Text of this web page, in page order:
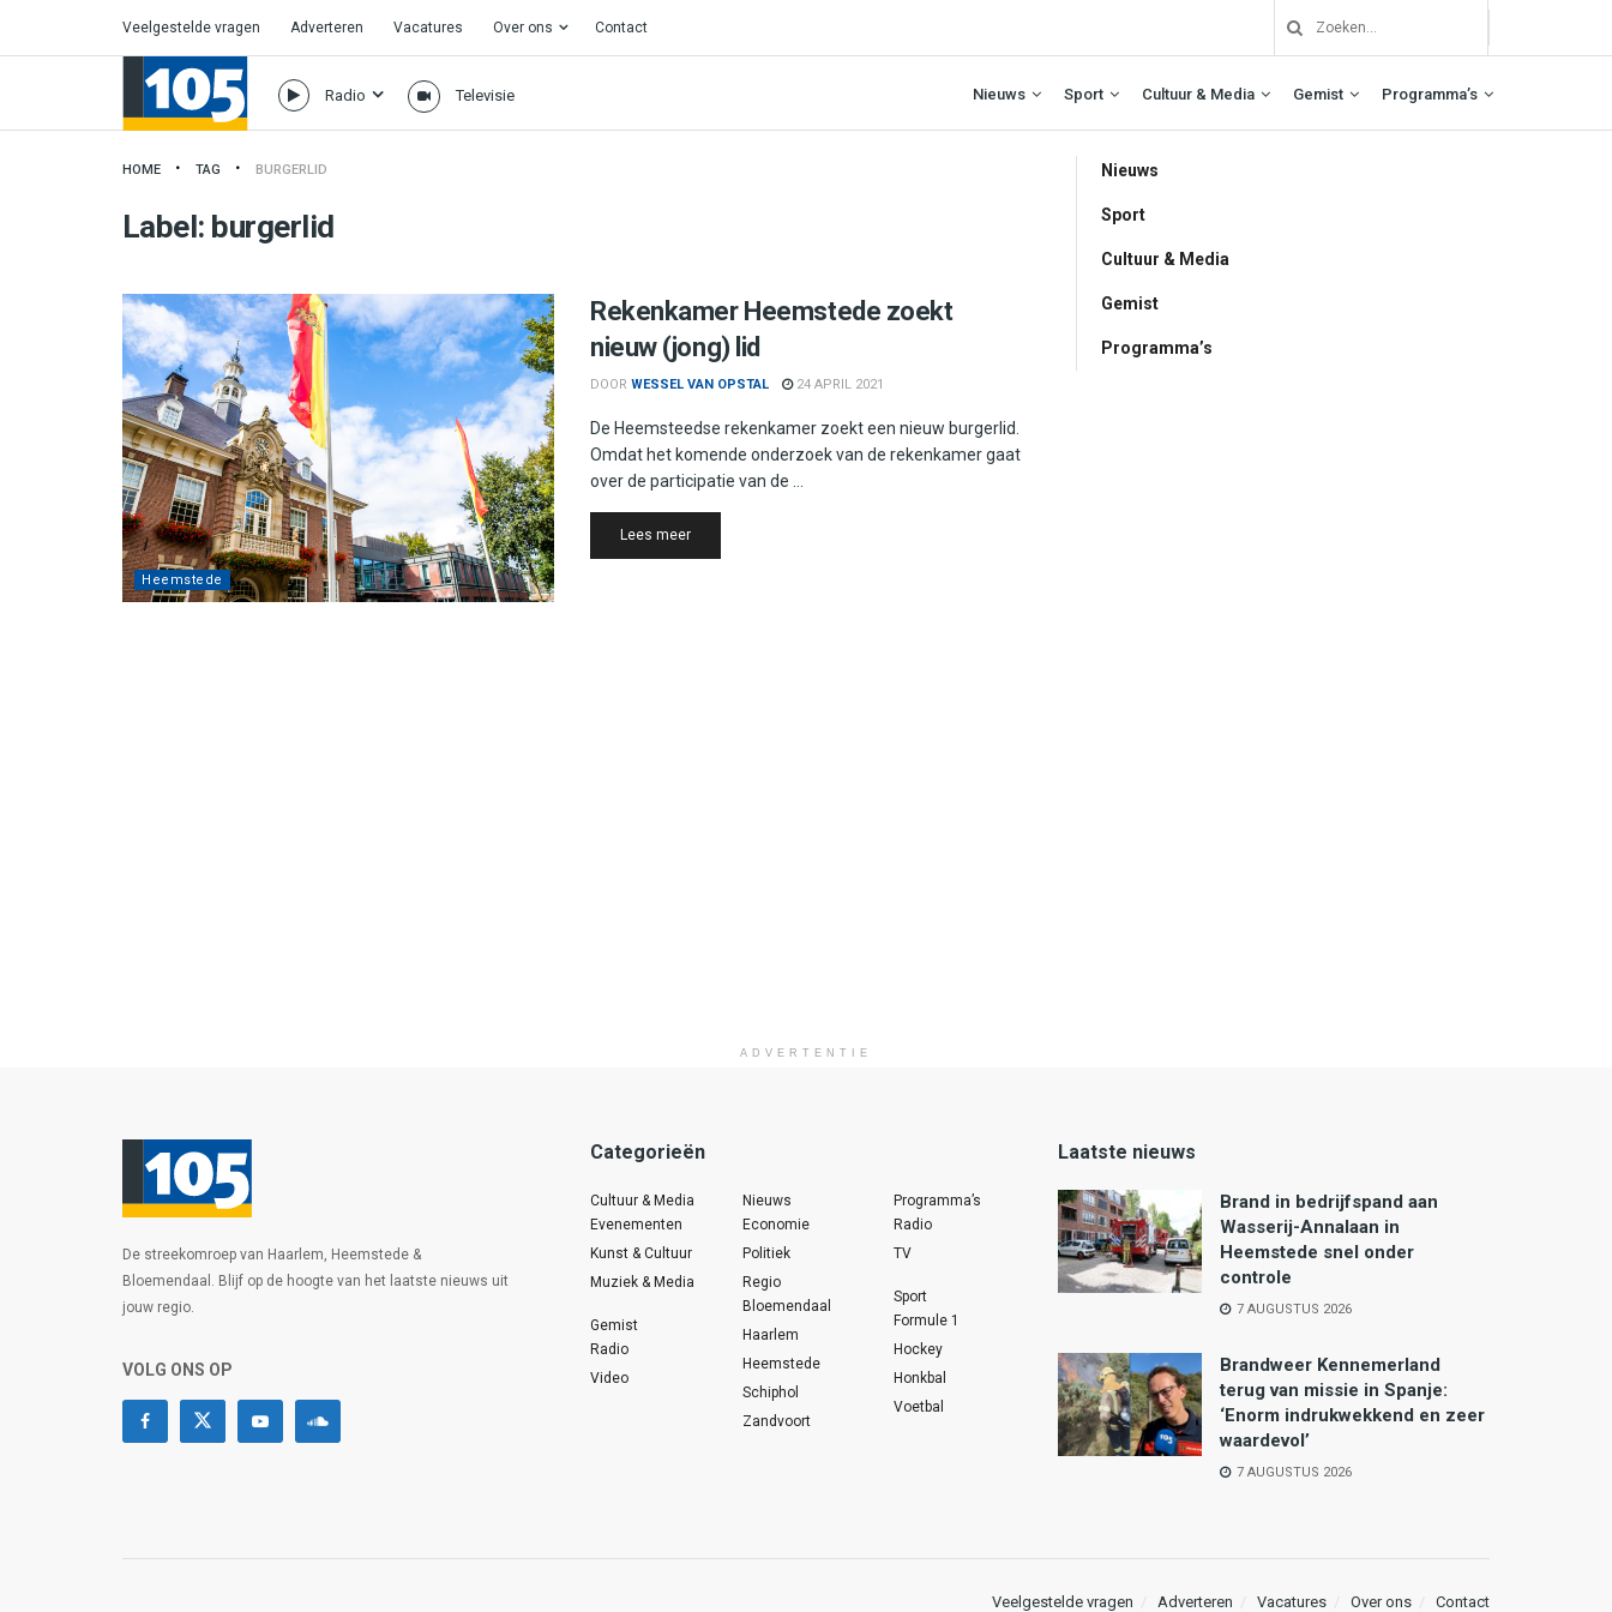
Veelgestelde vragen Adverteren Vacatures Over ons Contact
Radio Televisie Nieuws Sport Cultuur & Media Gemist Programma’s
HOME TAG BURGERLID
Label: burgerlid
Heemstede
Rekenkamer Heemstede zoekt
nieuw (jong) lid
DOOR WESSEL VAN OPSTAL 24 APRIL 2021
De Heemsteedse rekenkamer zoekt een nieuw burgerlid.
Omdat het komende onderzoek van de rekenkamer gaat
over de participatie van de ...
Lees meerDetails
Nieuws
Sport
Cultuur & Media
Gemist
Programma’s
ADVERTENTIE
De streekomroep van Haarlem, Heemstede &
Bloemendaal. Blijf op de hoogte van het laatste nieuws uit
jouw regio.
VOLG ONS OP
Categorieën
Cultuur & Media
Evenementen
Kunst & Cultuur
Muziek & Media
Gemist
Radio
Video
Nieuws
Economie
Politiek
Regio
Bloemendaal
Haarlem
Heemstede
Schiphol
Zandvoort
Programma’s
Radio
TV
Sport
Formule 1
Hockey
Honkbal
Voetbal
Laatste nieuws
Brand in bedrijfspand aan
Wasserij-Annalaan in
Heemstede snel onder
controle
7 AUGUSTUS 2026
Brandweer Kennemerland
terug van missie in Spanje:
‘Enorm indrukwekkend en zeer
waardevol’
7 AUGUSTUS 2026
Veelgestelde vragen Adverteren Vacatures Over ons Contact